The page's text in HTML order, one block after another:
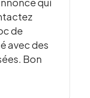
de
avec des
Bon